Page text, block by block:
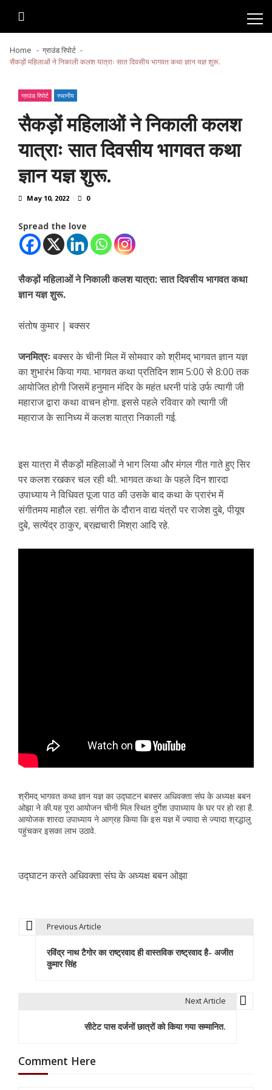
Home
ग्राउंड रिपोर्ट
सैकड़ों महिलाओं ने निकाली कलश यात्राः सात दिवसीय भागवत कथा ज्ञान यज्ञ शुरू.
ग्राउंड रिपोर्ट स्थानीय
सैकड़ों महिलाओं ने निकाली कलश
यात्राः सात दिवसीय भागवत कथा
ज्ञान यज्ञ शुरू.
May 10, 2022 0
Spread the love
सैकड़ों महिलाओं ने निकाली कलश यात्रा: सात दिवसीय भागवत कथा
ज्ञान यज्ञ शुरू.
संतोष कुमार | बक्सर
जनमित्रःबक्सर के चीनी मिल में सोमवार को श्रीमद् भागवत ज्ञान यज्ञ
का शुभारंभ किया गया. भागवत कथा प्रतिदिन शाम 5:00 से 8:00 तक
आयोजित होगी जिसमें हनुमान मंदिर के महंत धरनी पांडे उर्फ त्यागी जी
महाराज द्वारा कथा वाचन होगा. इससे पहले रविवार को त्यागी जी
महाराज के सानिध्य में कलश यात्रा निकाली गई.
इस यात्रा में सैकड़ों महिलाओं ने भाग लिया और मंगल गीत गाते हुए सिर
पर कलश रखकर चल रही थी. भागवत कथा के पहले दिन शारदा
उपाध्याय ने विधिवत पूजा पाठ की उसके बाद कथा के प्रारंभ में
संगीतमय माहौल रहा. संगीत के दौरान वाद्य यंत्रों पर राजेश दुबे, पीयूष
दुबे, सत्येंद्र ठाकुर, ब्रह्मचारी मिश्रा आदि रहे.
श्रीमद् भागवत कथा ज्ञान यज्ञ का उद्घाटन बक्सर अधिवक्ता संघ के अध्यक्ष बबन
ओझा ने की.यह पूरा आयोजन चीनी मिल स्थित दुर्गेश उपाध्याय के घर पर हो रहा है.
आयोजक शारदा उपाध्याय ने आग्रह किया कि इस यज्ञ में ज्यादा से ज्यादा श्रद्धालु
पहुंचकर इसका लाभ उठावे.
उद्घाटन करते अधिवक्ता संघ के अध्यक्ष बबन ओझा
v
Previous Article
रविंद्र नाथ टैगोर का राष्ट्रवाद ही वास्तविक राष्ट्रवाद है- अजीत
कुमार सिंह
Next Article
सीटेट पास दर्जनों छात्रों को किया गया सम्मानित.
Comment Here